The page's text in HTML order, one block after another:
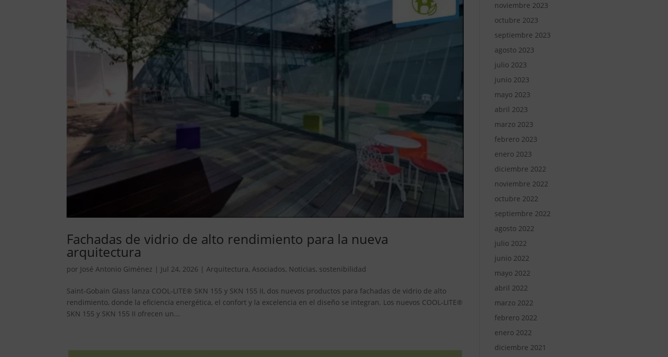
Fachadas de vidrio de alto rendimiento para la nueva
arquitectura
por José Antonio Giménez | Jul 24, 2026 | Arquitectura, Asociados, Noticias, sostenibilidad
Saint‑Gobain Glass lanza COOL‑LITE® SKN 155 y SKN 155 II, dos nuevos productos para fachadas de vidrio de alto
rendimiento, donde la eficiencia energética, el confort y la excelencia en el diseño se integran. Los nuevos COOL‑LITE®
SKN 155 y SKN 155 II ofrecen un...
noviembre 2023
octubre 2023
septiembre 2023
agosto 2023
julio 2023
junio 2023
mayo 2023
abril 2023
marzo 2023
febrero 2023
enero 2023
diciembre 2022
noviembre 2022
octubre 2022
septiembre 2022
agosto 2022
julio 2022
junio 2022
mayo 2022
abril 2022
marzo 2022
febrero 2022
enero 2022
diciembre 2021